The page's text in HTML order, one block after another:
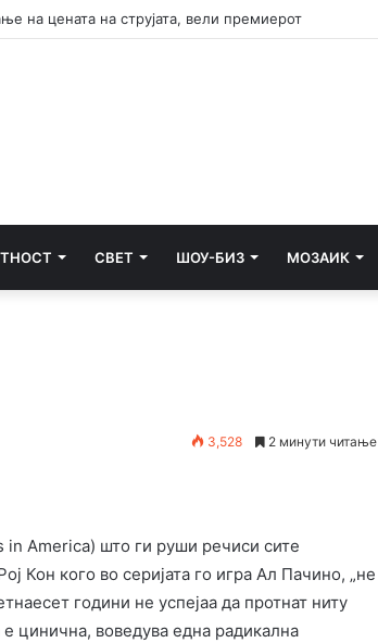
СВЕТ ШОУ-БИЗ МОЗАИК
3,528 2 минути читање
in America) што ги руши речиси сите
Кон кого во серијата го игра Ал Пачино, „не
години не успејаа да протнат ниту
цинична, воведува една радикална